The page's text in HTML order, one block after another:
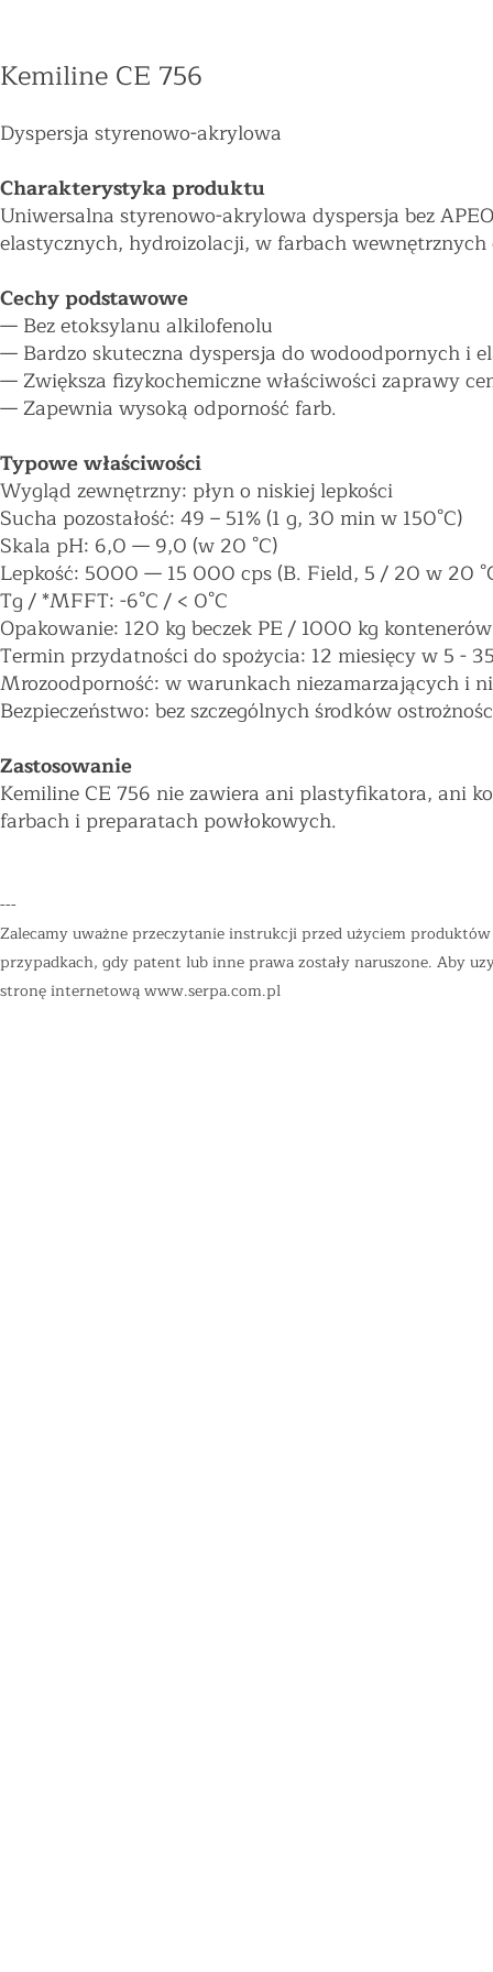
Kemiline CE 756
Dyspersja styrenowo-akrylowa
Charakterystyka produktu
Uniwersalna styrenowo-akrylowa dyspersja bez
elastycznych, hydroizolacji, w farbach
Cechy podstawowe
— Bez etoksylanu alkilofenolu
— Bardzo skuteczna dyspersja do wodoodpornych i
—Zwiększa fizykochemiczne właściwości zaprawy
—Zapewnia wysoką odporność farb.
Typowe właściwości
Wygląd zewnętrzny: płyn o niskiej lepkości
Sucha pozostałość: 49 – 51% (1 g, 30 min w 150°C)
Skala pH: 6,0 — 9,0 (w 20 °C)
Lepkość: 5000 — 15 000 cps (B. Field, 5 / 20 w 20
Tg / *MFFT: -6°C / < 0°C
Opakowanie: 120 kg beczek PE / 1000 kg
Termin przydatności do spożycia: 12 miesięcy w 5 -
Mrozoodporność: w warunkach niezamarzających i
Bezpieczeństwo: bez szczególnych środków
Zastosowanie
Kemiline CE 756 nie zawiera ani plastyfikatora, ani
farbach i preparatach powłokowych.
---
Zalecamy uważne przeczytanie instrukcji przed użyciem
przypadkach, gdy patent lub inne prawa zostały naruszone. Aby
stronę internetowąwww.serpa.com.pl